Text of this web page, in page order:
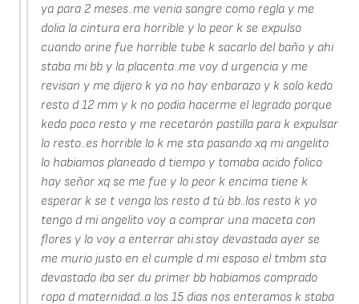
ya para 2 meses..me venia sangre como regla y me
dolia la cintura era horrible y lo peor k se expulso
cuando orine fue horrible tube k sacarlo del baño y ahi
staba mi bb y la placenta..me voy d urgencia y me
revisan y me dijero k ya no hay enbarazo y k solo kedo
resto d 12 mm y k no podia hacerme el legrado porque
kedo poco resto y me recetarón pastilla para k expulsar
lo resto..es horrible lo k me sta pasando xq mi angelito
lo habiamos planeado d tiempo y tomaba acido folico
hay señor xq se me fue y lo peor k encima tiene k
esperar k se t venga los resto d tú bb..los resto k yo
tengo d mi angelito voy a comprar una maceta con
flores y lo voy a enterrar ahi.stoy devastada ayer se
me murio justo en el cumple d mi esposo el tmbm sta
devastado iba ser du primer bb habiamos comprado
ropa d maternidad..a los 15 dias nos enteramos k staba